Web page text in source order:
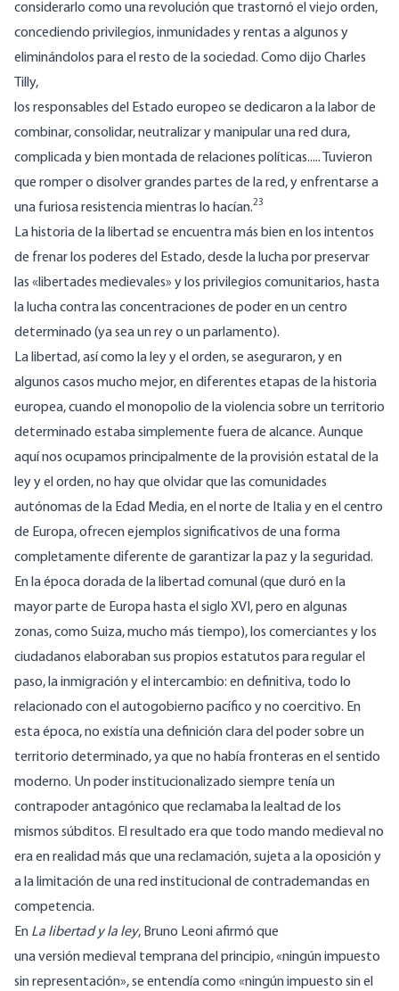
considerarlo como una revolución que trastornó el viejo orden,
concediendo privilegios, inmunidades y rentas a algunos y
eliminándolos para el resto de la sociedad. Como dijo Charles
Tilly,
los responsables del Estado europeo se dedicaron a la labor de
combinar, consolidar, neutralizar y manipular una red dura,
complicada y bien montada de relaciones políticas..... Tuvieron
que romper o disolver grandes partes de la red, y enfrentarse a
una furiosa resistencia mientras lo hacían.23
La historia de la libertad se encuentra más bien en los intentos
de frenar los poderes del Estado, desde la lucha por preservar
las «libertades medievales» y los privilegios comunitarios, hasta
la lucha contra las concentraciones de poder en un centro
determinado (ya sea un rey o un parlamento).
La libertad, así como la ley y el orden, se aseguraron, y en
algunos casos mucho mejor, en diferentes etapas de la historia
europea, cuando el monopolio de la violencia sobre un territorio
determinado estaba simplemente fuera de alcance. Aunque
aquí nos ocupamos principalmente de la provisión estatal de la
ley y el orden, no hay que olvidar que las comunidades
autónomas de la Edad Media, en el norte de Italia y en el centro
de Europa, ofrecen ejemplos significativos de una forma
completamente diferente de garantizar la paz y la seguridad.
En la época dorada de la libertad comunal (que duró en la
mayor parte de Europa hasta el siglo XVI, pero en algunas
zonas, como Suiza, mucho más tiempo), los comerciantes y los
ciudadanos elaboraban sus propios estatutos para regular el
paso, la inmigración y el intercambio: en definitiva, todo lo
relacionado con el autogobierno pacífico y no coercitivo. En
esta época, no existía una definición clara del poder sobre un
territorio determinado, ya que no había fronteras en el sentido
moderno. Un poder institucionalizado siempre tenía un
contrapoder antagónico que reclamaba la lealtad de los
mismos súbditos. El resultado era que todo mando medieval no
era en realidad más que una reclamación, sujeta a la oposición y
a la limitación de una red institucional de contrademandas en
competencia.
En La libertad y la ley, Bruno Leoni afirmó que
una versión medieval temprana del principio, «ningún impuesto
sin representación», se entendía como «ningún impuesto sin el